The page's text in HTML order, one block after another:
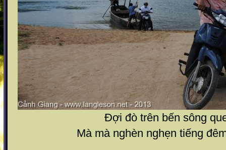
Đợi đò trên bến sông
Mà mà nghèn nghẹn tiếng